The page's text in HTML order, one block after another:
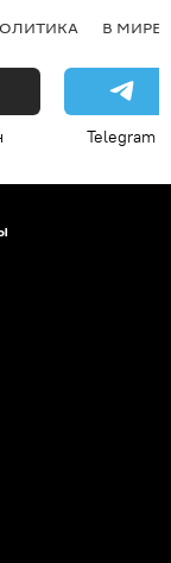
В МИРЕ
Telegram